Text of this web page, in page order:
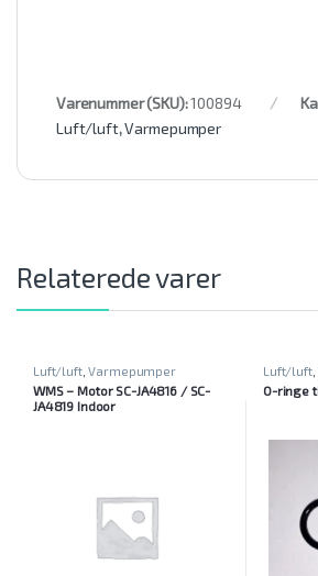
Varenummer (SKU):100894
Luft/luft,Varmepumper
Relaterede varer
Luft/luft,Varmepumper
WMS – Motor SC-JA4816 / SC-
JA4819 Indoor
Luft/luft,
O-ringe